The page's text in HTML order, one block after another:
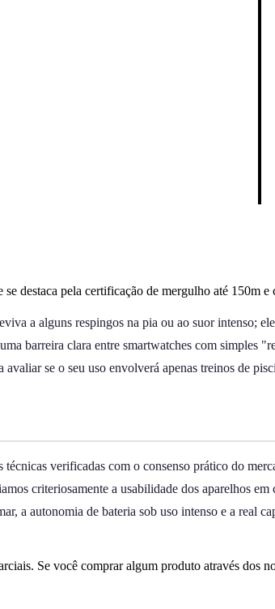
destaca pela certificação de mergulho até 150m e
a alguns respingos na pia ou ao suor intenso;
barreira clara entre smartwatches com simples
se o seu uso envolverá apenas treinos de
verificadas com o consenso prático do
criteriosamente a usabilidade dos aparelhos
a autonomia de bateria sob uso intenso e a real
Se você comprar algum produto através dos